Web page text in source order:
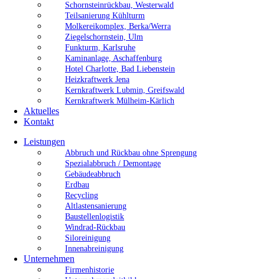
Schornsteinrückbau, Westerwald
Teilsanierung Kühlturm
Molkereikomplex, Berka/Werra
Ziegelschornstein, Ulm
Funkturm, Karlsruhe
Kaminanlage, Aschaffenburg
Hotel Charlotte, Bad Liebenstein
Heizkraftwerk Jena
Kernkraftwerk Lubmin, Greifswald
Kernkraftwerk Mülheim-Kärlich
Aktuelles
Kontakt
Leistungen
Abbruch und Rückbau ohne Sprengung
Spezialabbruch / Demontage
Gebäudeabbruch
Erdbau
Recycling
Altlastensanierung
Baustellenlogistik
Windrad-Rückbau
Siloreinigung
Innenabreinigung
Unternehmen
Firmenhistorie